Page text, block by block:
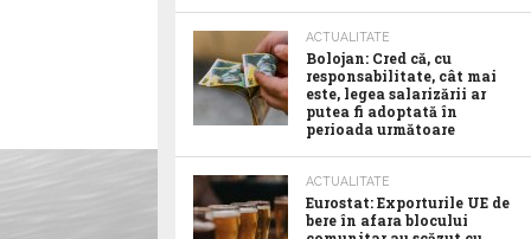
ACTUALITATE
Bolojan: Cred că, cu
responsabilitate, cât mai
este, legea salarizării ar
putea fi adoptată în
perioada următoare
ACTUALITATE
Eurostat: Exporturile UE de
bere în afara blocului